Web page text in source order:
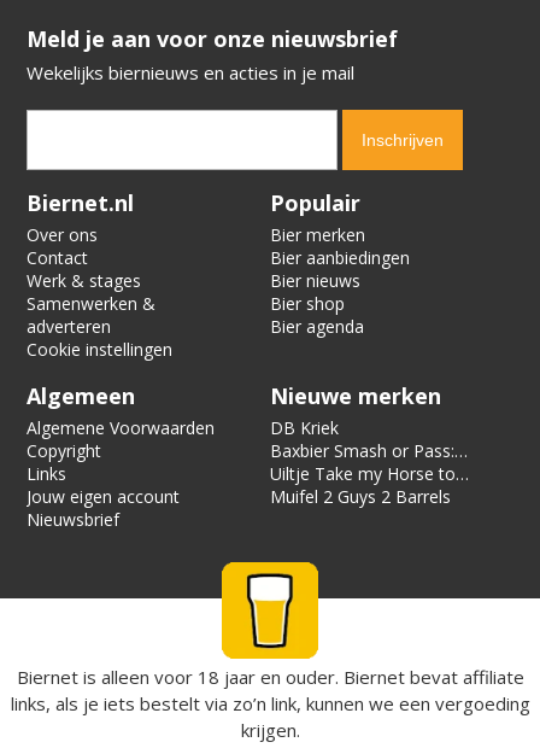
​​​​​​​Meld je aan voor onze nieuwsbrief
Wekelijks biernieuws en acties in je mail
Verification code:
Biernet.nl
Over ons
Contact
Werk & stages
Samenwerken &
adverteren
Cookie instellingen
Populair
Bier merken
Bier aanbiedingen
Bier nieuws
Bier shop
Bier agenda
Algemeen
Algemene Voorwaarden
Copyright
Links
Jouw eigen account
Nieuwsbrief
Nieuwe merken
DB Kriek
Baxbier Smash or Pass:
Strata
Uiltje Take my Horse to
the Hotel Room
Muifel 2 Guys 2 Barrels
Biernet is alleen voor 18 jaar en ouder. Biernet bevat affiliate
links, als je iets bestelt via zo’n link, kunnen we een vergoeding
krijgen.